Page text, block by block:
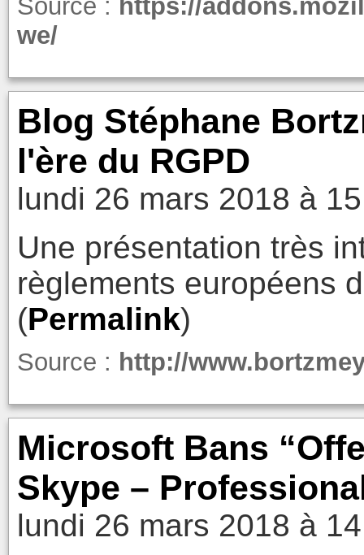
Source : https://
we/
Blog Stéphane
l'ère du RGPD
lundi 26 mars 2018 à
Une présentation très
règlements européens
(Permalink)
Source : http://
Microsoft Bans
Skype –
lundi 26 mars 2018 à